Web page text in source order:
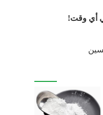
أي وقت!